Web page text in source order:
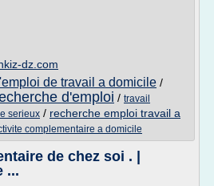
dz.com
de travail a domicile /
d'emploi / travail
serieux / recherche emploi travail a
complementaire a domicile
de chez soi . |
...